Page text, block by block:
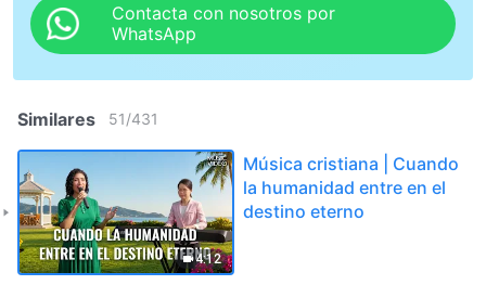
Contacta con nosotros por
WhatsApp
Similares 51/431
4:12
Música cristiana | Cuando
la humanidad entre en el
destino eterno